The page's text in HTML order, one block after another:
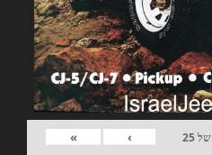
של25
›
»